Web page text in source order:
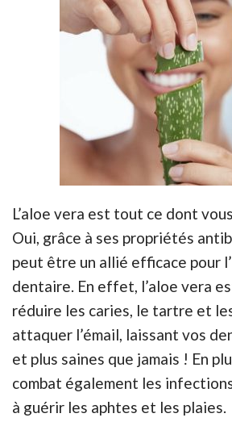
L’aloe vera est tout ce dont
Oui, grâce à ses propriétés
peut être un allié efficace pour
dentaire. En effet, l’aloe vera
réduire les caries, le tartre et
attaquer l’émail, laissant vos
et plus saines que jamais ! En
combat également les
à guérir les aphtes et les plaies.